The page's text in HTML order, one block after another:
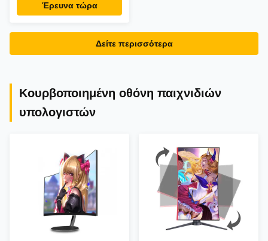
Για Ιντερνετικό Καφέ
Έρευνα τώρα
Δείτε περισσότερα
Κουρβοποιημένη οθόνη παιχνιδιών
υπολογιστών